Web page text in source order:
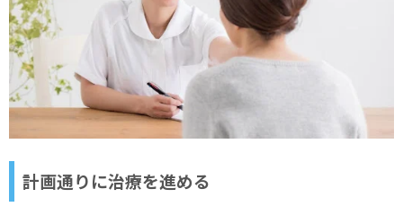
計画通りに治療を進める